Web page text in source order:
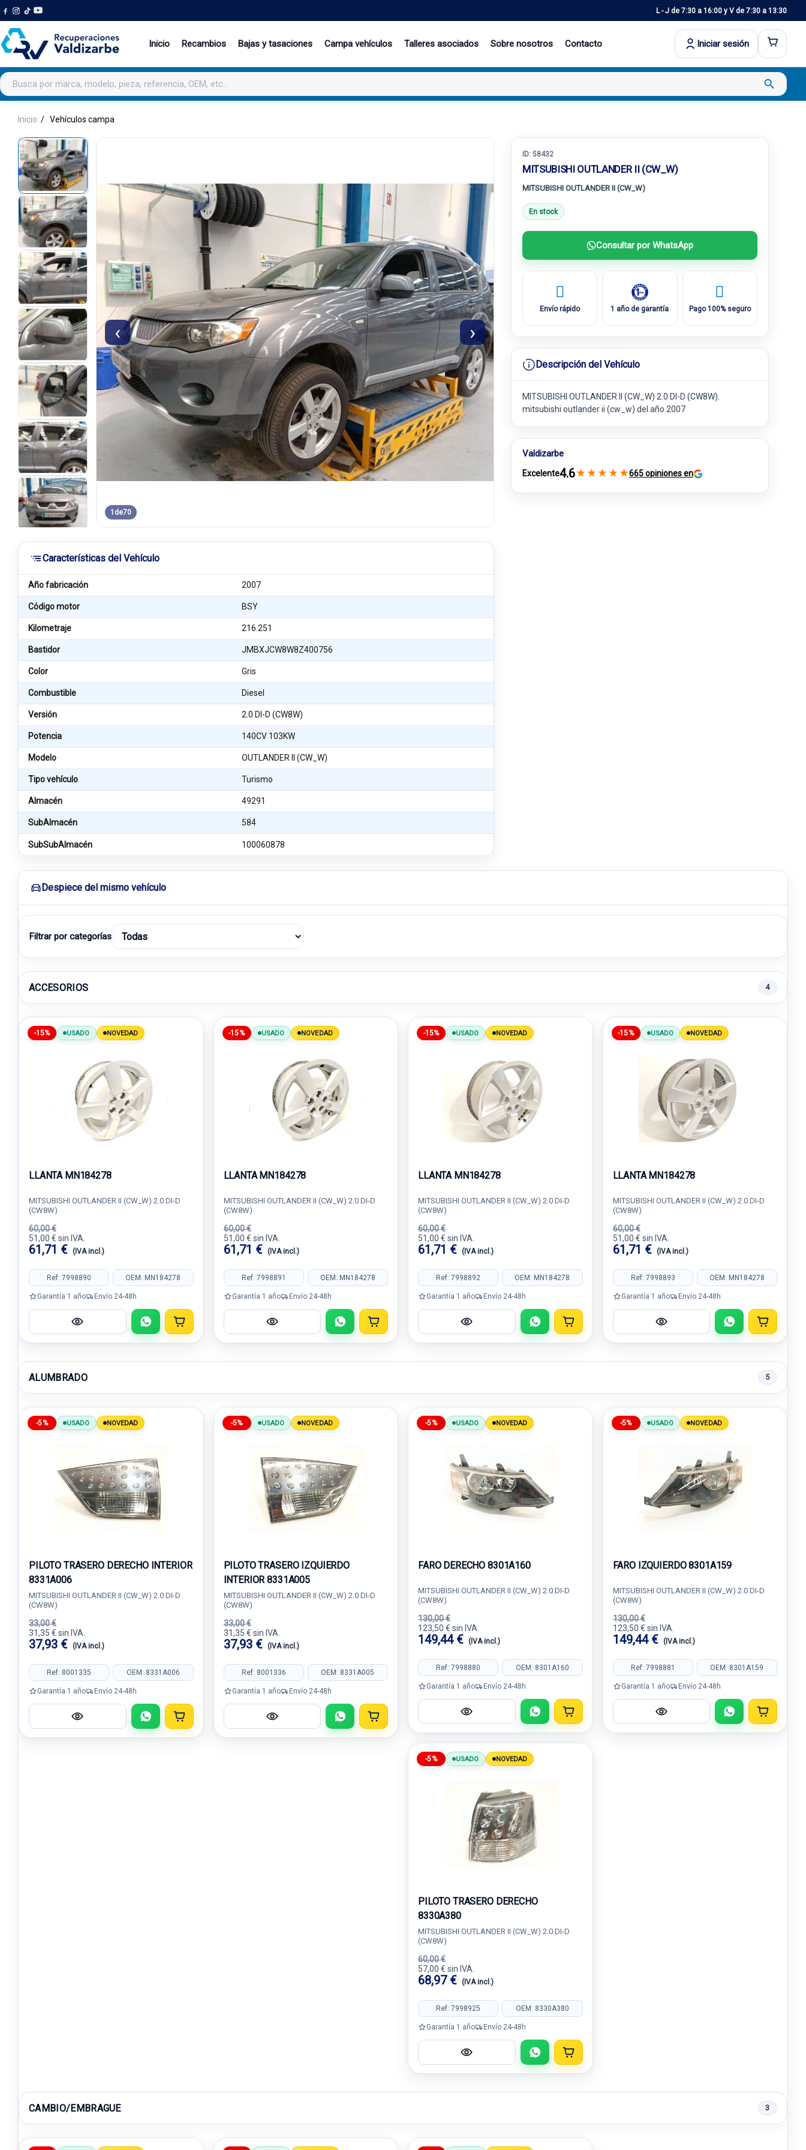
L - J de 7:30 a 16:00 y V de 7:30 a 13:30
Inicio Recambios Bajas y tasaciones Campa vehículos Talleres asociados Sobre nosotros Contacto Iniciar sesión
Buscar productos search
Inicio Vehículos campa
‹ ›
1 de70
Características del Vehículo
Año fabricación 2007
Código motor BSY
Kilometraje 216.251
Bastidor JMBXJCW8W8Z400756
Color Gris
Combustible Diesel
Versión 2.0 DI-D (CW8W)
Potencia 140CV 103KW
Modelo OUTLANDER II (CW_W)
Tipo vehículo Turismo
Almacén 49291
SubAlmacén 584
SubSubAlmacén 100060878
ID: 58432
MITSUBISHI OUTLANDER II (CW_W)
MITSUBISHI OUTLANDER II (CW_W)
En stock
Consultar por WhatsApp
Envío rápido 1 año de garantía Pago 100% seguro
Descripción del Vehículo
MITSUBISHI OUTLANDER II (CW_W) 2.0 DI-D (CW8W).
mitsubishi outlander ii (cw_w) del año 2007
Valdizarbe
Excelente4.6★ ★ ★ ★ ★665 opiniones en
Despiece del mismo vehículo
Filtrar por categorías
ACCESORIOS 4
-15% USADO NOVEDAD
LLANTA MN184278
MITSUBISHI OUTLANDER II (CW_W) 2.0 DI-D
(CW8W)
60,00 €
51,00 € sin IVA.
61,71 € (IVA incl.)
Ref: 7998890 OEM: MN184278
Garantía 1 año Envío 24-48h
-15% USADO NOVEDAD
LLANTA MN184278
MITSUBISHI OUTLANDER II (CW_W) 2.0 DI-D
(CW8W)
60,00 €
51,00 € sin IVA.
61,71 € (IVA incl.)
Ref: 7998891 OEM: MN184278
Garantía 1 año Envío 24-48h
-15% USADO NOVEDAD
LLANTA MN184278
MITSUBISHI OUTLANDER II (CW_W) 2.0 DI-D
(CW8W)
60,00 €
51,00 € sin IVA.
61,71 € (IVA incl.)
Ref: 7998892 OEM: MN184278
Garantía 1 año Envío 24-48h
-15% USADO NOVEDAD
LLANTA MN184278
MITSUBISHI OUTLANDER II (CW_W) 2.0 DI-D
(CW8W)
60,00 €
51,00 € sin IVA.
61,71 € (IVA incl.)
Ref: 7998893 OEM: MN184278
Garantía 1 año Envío 24-48h
ALUMBRADO 5
-5% USADO NOVEDAD
PILOTO TRASERO DERECHO INTERIOR
8331A006
MITSUBISHI OUTLANDER II (CW_W) 2.0 DI-D
(CW8W)
33,00 €
31,35 € sin IVA.
37,93 € (IVA incl.)
Ref: 8001335 OEM: 8331A006
Garantía 1 año Envío 24-48h
-5% USADO NOVEDAD
PILOTO TRASERO IZQUIERDO
INTERIOR 8331A005
MITSUBISHI OUTLANDER II (CW_W) 2.0 DI-D
(CW8W)
33,00 €
31,35 € sin IVA.
37,93 € (IVA incl.)
Ref: 8001336 OEM: 8331A005
Garantía 1 año Envío 24-48h
-5% USADO NOVEDAD
FARO DERECHO 8301A160
MITSUBISHI OUTLANDER II (CW_W) 2.0 DI-D
(CW8W)
130,00 €
123,50 € sin IVA.
149,44 € (IVA incl.)
Ref: 7998880 OEM: 8301A160
Garantía 1 año Envío 24-48h
-5% USADO NOVEDAD
FARO IZQUIERDO 8301A159
MITSUBISHI OUTLANDER II (CW_W) 2.0 DI-D
(CW8W)
130,00 €
123,50 € sin IVA.
149,44 € (IVA incl.)
Ref: 7998881 OEM: 8301A159
Garantía 1 año Envío 24-48h
-5% USADO NOVEDAD
PILOTO TRASERO DERECHO
8330A380
MITSUBISHI OUTLANDER II (CW_W) 2.0 DI-D
(CW8W)
60,00 €
57,00 € sin IVA.
68,97 € (IVA incl.)
Ref: 7998925 OEM: 8330A380
Garantía 1 año Envío 24-48h
CAMBIO/EMBRAGUE 3